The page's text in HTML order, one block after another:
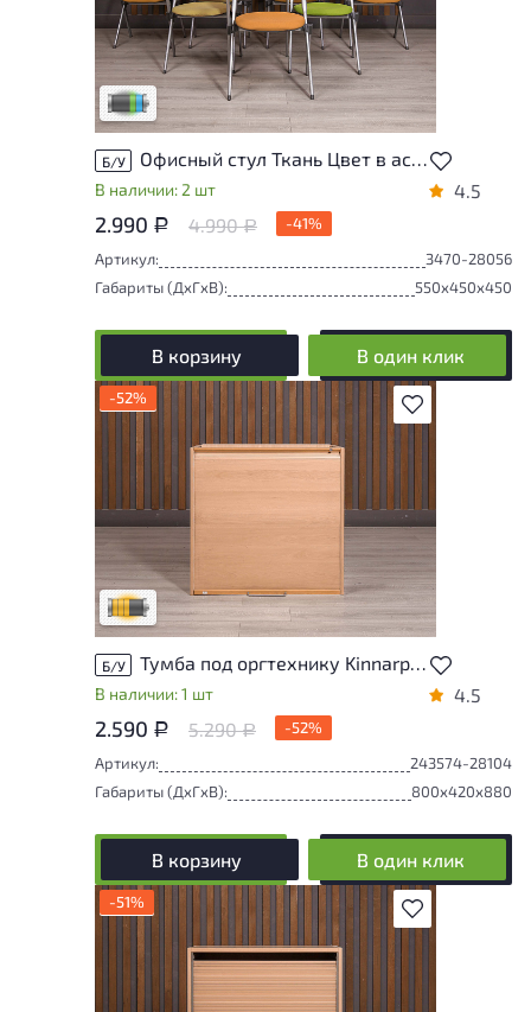
износа. От состояния, приближенного к
новому, до незначительных следов
эксплуатации. Подробнее об износе в
разделе характеристики.
Низкая степень износа
Б/У Офисный стул Ткань Цвет в ассортименте Россия
В наличии: 2 шт 4.5
2.990 Р 4.990Р
-41%
Артикул:
3470-28056
Габариты (ДxГxВ):
550x450x450
В корзину В один клик
В избранное
-52%
Товар может иметь незначительные
повреждения и/или следы эксплуатации,
не влияющие на удобство его
использования
Удовлетворительный износ
Б/У Тумба под оргтехнику Kinnarps ДСП Клен Швеция
В наличии: 1 шт 4.5
2.590 Р 5.290Р
-52%
Артикул:
243574-28104
Габариты (ДxГxВ):
800x420x880
В корзину В один клик
В избранное
-51%